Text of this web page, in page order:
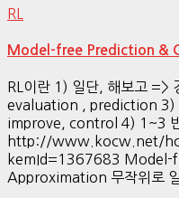
RL
Model-free Prediction &
RL이란 1) 일단, 해보고 =>
evaluation , prediction 3)
improve, control 4) 1~3
http://www.kocw.net/
kemId=1367683 Model-
Approximation 무작위로